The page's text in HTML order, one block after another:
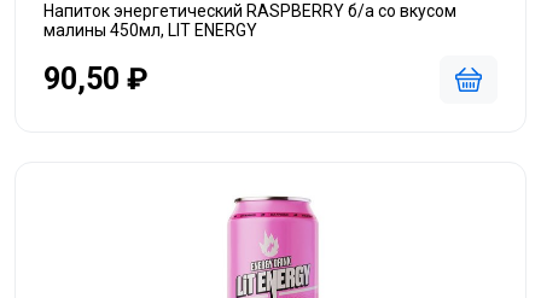
Напиток энергетический RASPBERRY б/а со вкусом
малины 450мл, LIT ENERGY
90,50 ₽